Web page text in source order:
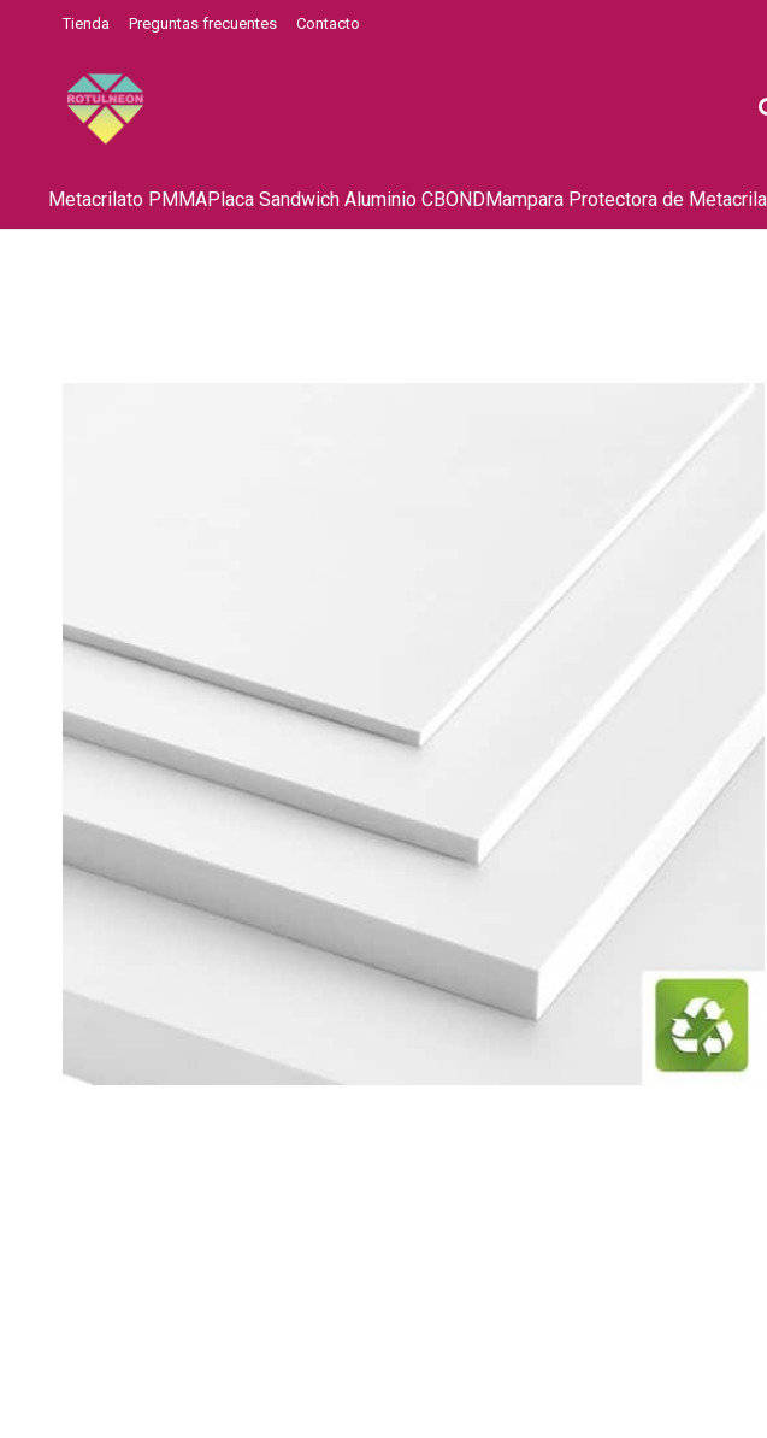
Tienda Preguntas frecuentes Contacto
Metacrilato PMMAPlaca Sandwich Aluminio CBONDMampara Protectora de